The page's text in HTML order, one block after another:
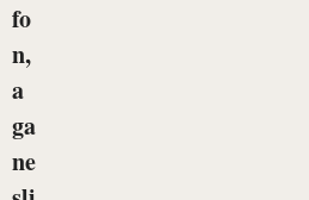
fo
n,
a
ga
ne